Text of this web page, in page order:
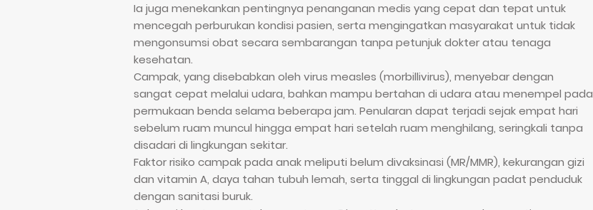
Ia juga menekankan pentingnya penanganan medis yang cepat dan tepat untuk
mencegah perburukan kondisi pasien, serta mengingatkan masyarakat untuk tidak
mengonsumsi obat secara sembarangan tanpa petunjuk dokter atau tenaga
kesehatan.
Campak, yang disebabkan oleh virus measles (morbillivirus), menyebar dengan
sangat cepat melalui udara, bahkan mampu bertahan di udara atau menempel pada
permukaan benda selama beberapa jam. Penularan dapat terjadi sejak empat hari
sebelum ruam muncul hingga empat hari setelah ruam menghilang, seringkali tanpa
disadari di lingkungan sekitar.
Faktor risiko campak pada anak meliputi belum divaksinasi (MR/MMR), kekurangan gizi
dan vitamin A, daya tahan tubuh lemah, serta tinggal di lingkungan padat penduduk
dengan sanitasi buruk.